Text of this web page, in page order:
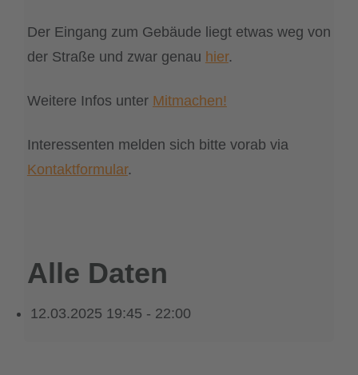
Der Eingang zum Gebäude liegt etwas weg von
der Straße und zwar genau hier.
Weitere Infos unter Mitmachen!
Interessenten melden sich bitte vorab via
Kontaktformular.
Alle Daten
12.03.2025 19:45 - 22:00